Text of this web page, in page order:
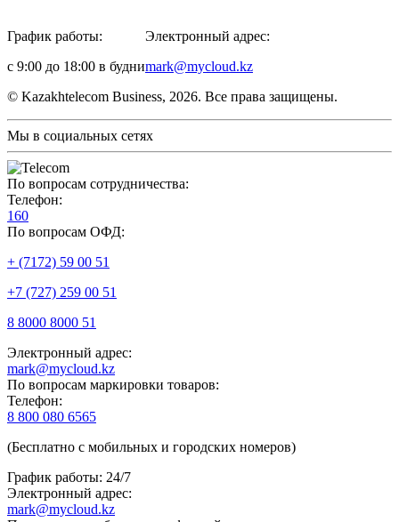
График работы:
с 9:00 до 18:00 в будни
Электронный адрес:
mark@mycloud.kz
© Kazakhtelecom Business, 2026. Все права защищены.
Мы в социальных сетях
По вопросам сотрудничества:
Телефон:
160
По вопросам ОФД:
+ (7172) 59 00 51
+7 (727) 259 00 51
8 8000 8000 51
Электронный адрес:
mark@mycloud.kz
По вопросам маркировки товаров:
Телефон:
8 800 080 6565
(Бесплатно с мобильных и городских номеров)
График работы: 24/7
Электронный адрес:
mark@mycloud.kz